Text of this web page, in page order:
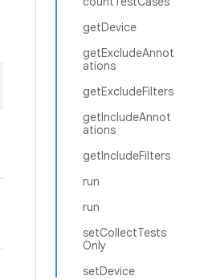
getDevice
getExcludeAnnot
ations
getExcludeFilters
getIncludeAnnot
ations
getIncludeFilters
run
run
setCollectTests
Only
setDevice